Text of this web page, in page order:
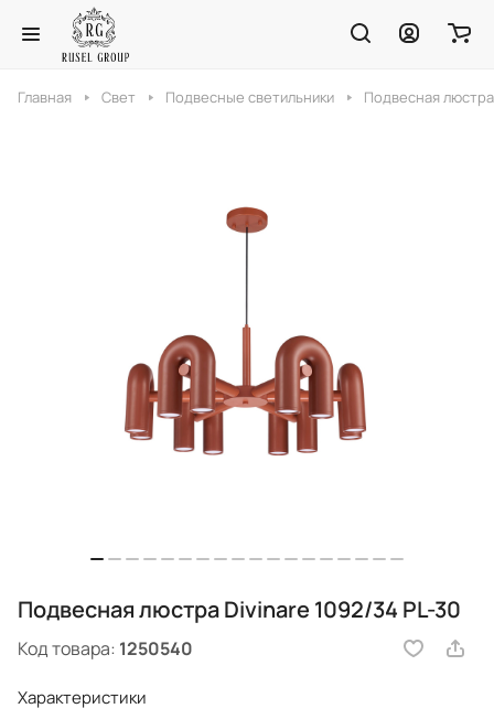
Главная Свет Подвесные светильники Подвесная
Подвесная люстра Divinare 1092/34 PL-30
Код товара: 1250540
Характеристики